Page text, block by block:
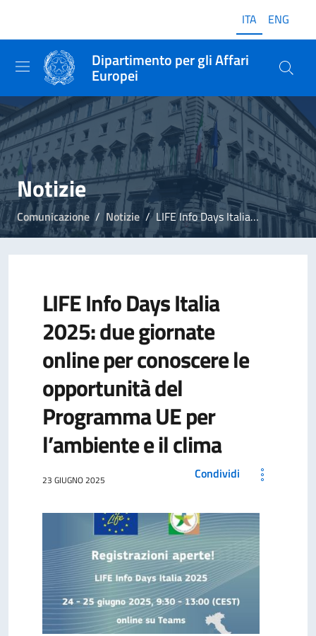
ITA ENG
Dipartimento per gli Affari
Europei
Notizie
Comunicazione Notizie LIFE Info Days Italia 2025: due giornate online per conoscere le opportunità del Programma UE per l’ambiente e il clima
LIFE Info Days Italia
2025: due giornate
online per conoscere le
opportunità del
Programma UE per
l’ambiente e il clima
23 GIUGNO 2025 Condividi